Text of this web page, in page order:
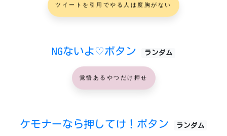
ツイートを引用でやる人は度胸がない
NGないよ♡ボタン ランダム
覚悟あるやつだけ押せ
ケモナーなら押してけ！ボタン ランダム